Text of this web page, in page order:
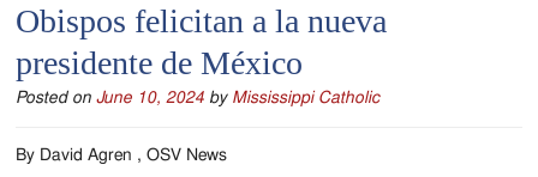
Serving
Catholics
of
the
Obispos felicitan a la nueva
presidente de México
Posted onJune 10, 2024 by Mississippi Catholic
By David Agren , OSV News